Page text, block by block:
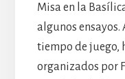
Misa en la
algunos ensayos.
tiempo de juego,
organizados por